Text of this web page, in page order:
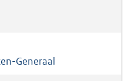
Generaal